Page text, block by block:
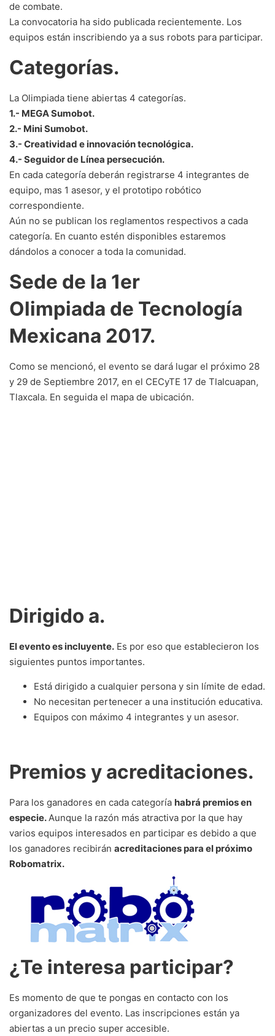
de combate.
La convocatoria ha sido publicada recientemente. Los
equipos están inscribiendo ya a sus robots para participar.
Categorías.
La Olimpiada tiene abiertas 4 categorías.
1.- MEGA Sumobot.
2.- Mini Sumobot.
3.- Creatividad e innovación tecnológica.
4.- Seguidor de Línea persecución.
En cada categoría deberán registrarse 4 integrantes de
equipo, mas 1 asesor, y el prototipo robótico
correspondiente.
Aún no se publican los reglamentos respectivos a cada
categoría. En cuanto estén disponibles estaremos
dándolos a conocer a toda la comunidad.
Sede de la 1er
Olimpiada de Tecnología
Mexicana 2017.
Como se mencionó, el evento se dará lugar el próximo 28
y 29 de Septiembre 2017, en el CECyTE 17 de Tlalcuapan,
Tlaxcala. En seguida el mapa de ubicación.
Dirigido a.
El evento es incluyente. Es por eso que establecieron los
siguientes puntos importantes.
Está dirigido a cualquier persona y sin límite de edad.
No necesitan pertenecer a una institución educativa.
Equipos con máximo 4 integrantes y un asesor.
Premios y acreditaciones.
Para los ganadores en cada categoría habrá premios en
especie.Aunque la razón más atractiva por la que hay
varios equipos interesados en participar es debido a que
los ganadores recibirán acreditaciones para el próximo
Robomatrix.
¿Te interesa participar?
Es momento de que te pongas en contacto con los
organizadores del evento. Las inscripciones están ya
abiertas a un precio super accesible.